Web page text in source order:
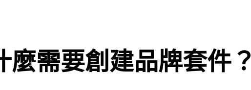
麼需要創建品牌套件？